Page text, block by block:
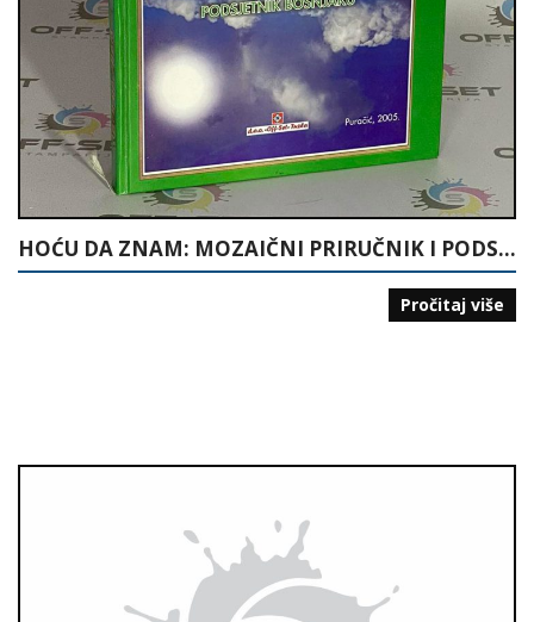
HOĆU DA ZNAM: MOZAIČNI PRIRUČNIK I PODSJETNIK BOŠNJAKU
Pročitaj više